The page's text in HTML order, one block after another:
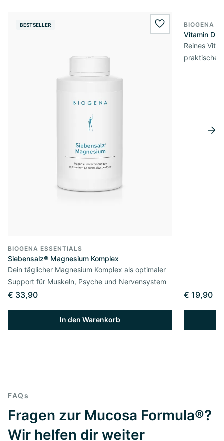
BESTSELLER wishlist.add
BIOGENA ESSENTIALS
Siebensalz® Magnesium Komplex
Dein täglicher Magnesium Komplex als optimaler
Support für Muskeln, Psyche und Nervensystem
€ 33,90
In den Warenkorb
BIOGENA
Vitamin D3
Reines
praktischer
€ 19,90
FAQs
Fragen zur Mucosa Formula®?
Wir helfen dir weiter